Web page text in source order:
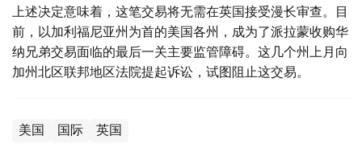
上述决定意味着，这笔交易将无需在英国接受漫长审查。目
前，以加利福尼亚州为首的美国各州，成为了派拉蒙收购华
纳兄弟交易面临的最后一关主要监管障碍。这几个州上月向
加州北区联邦地区法院提起诉讼，试图阻止这交易。
美国 国际 英国